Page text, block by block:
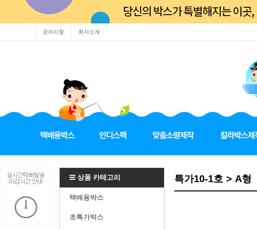
공지사항 회사소개
상품 카테고리
택배용박스
초특가박스
특가10-1호 > A형